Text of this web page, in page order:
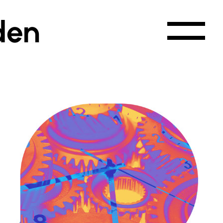
„Alle Seminare buchen“ am
du deine Seminarauswahl